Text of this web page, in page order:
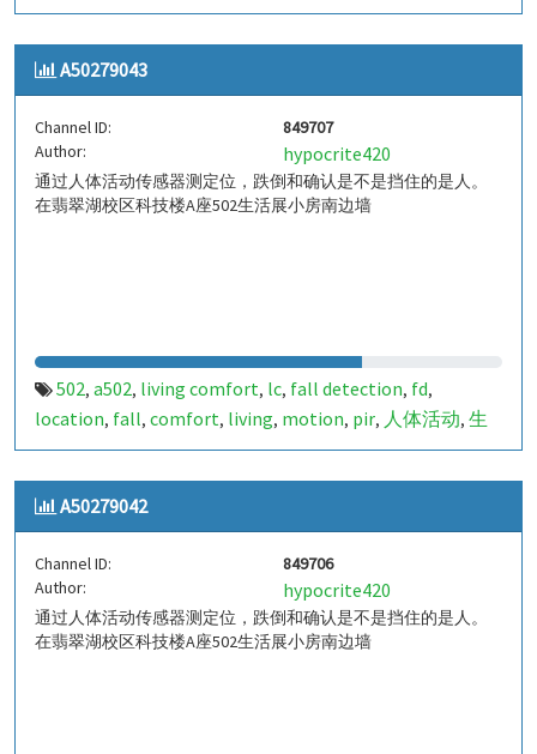
活,tanbir,跌倒,定位,哈山,室内定位,室内,indoor,
indoor living comfort,ilc,indoor living quality,ilq,
a50279044,849708
A50279043
Channel ID:
849707
Author:
hypocrite420
通过人体活动传感器测定位，跌倒和确认是不是挡住的是人。
在翡翠湖校区科技楼A座502生活展小房南边墙
502, a502, living comfort, lc, fall detection, fd,
location, fall, comfort, living, motion, pir, 人体活动, 生
活,tanbir,跌倒,定位,哈山,室内定位,室内,indoor,
indoor living comfort,ilc,indoor living quality,ilq,
a50279043,849707
A50279042
Channel ID:
849706
Author:
hypocrite420
通过人体活动传感器测定位，跌倒和确认是不是挡住的是人。
在翡翠湖校区科技楼A座502生活展小房南边墙